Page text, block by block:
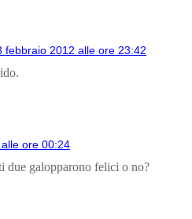
febbraio 2012 alle ore 23:42
ore 00:24
due galopparono felici o no?